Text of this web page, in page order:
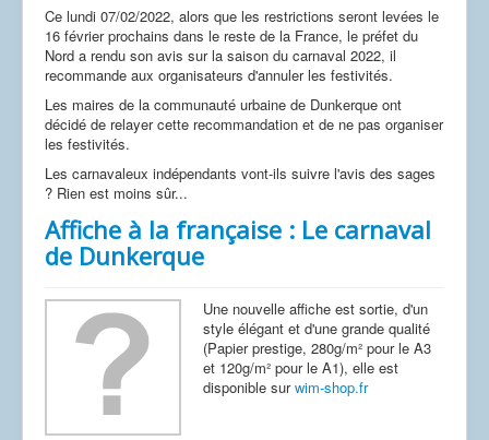
Ce lundi 07/02/2022, alors que les restrictions seront levées le
16 février prochains dans le reste de la France, le préfet du
Nord a rendu son avis sur la saison du carnaval 2022, il
recommande aux organisateurs d'annuler les festivités.
Les maires de la communauté urbaine de Dunkerque ont
décidé de relayer cette recommandation et de ne pas organiser
les festivités.
Les carnavaleux indépendants vont-ils suivre l'avis des sages
? Rien est moins sûr...
Affiche à la française : Le carnaval
de Dunkerque
Une nouvelle affiche est sortie, d'un
style élégant et d'une grande qualité
(Papier prestige, 280g/m² pour le A3
et 120g/m² pour le A1), elle est
disponible surwim-shop.fr